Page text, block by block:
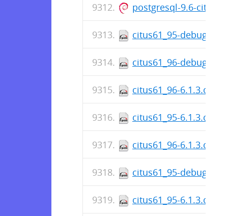
postgresql-9.6-citus-
citus61_95-
citus61_96-
citus61_96-
citus61_95-
citus61_96-
citus61_95-
citus61_95-